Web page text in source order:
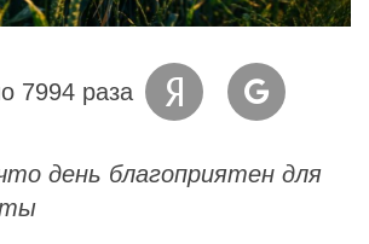
7994 раза
день благоприятен для